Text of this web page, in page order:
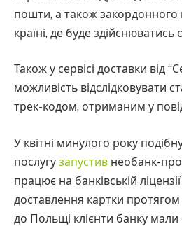
пошти, а також
країні, де буде
Також у сервісі доставки від
можливість відслідковувати
трек-кодом, отриманим у
У квітні минулого року
послугу запустив необанк-
працює на банківській
доставлення картки протягом
до Польщі клієнти банку